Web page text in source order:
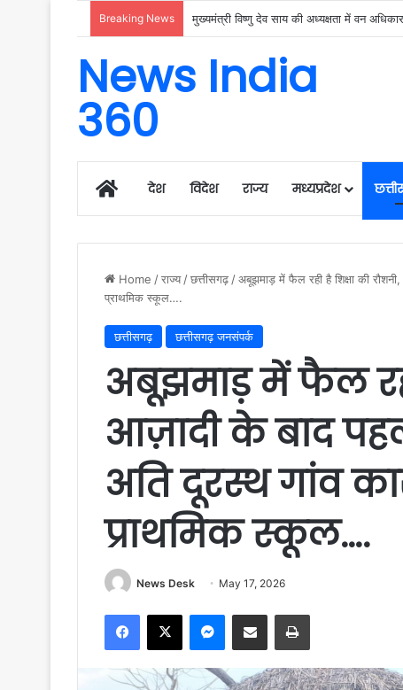
Breaking News
News India
360
Homeदेश विदेश राज्य मध्यप्रदेश
Home /राज्य /छत्तीसगढ़ /अबूझमाड़ में फैल रही है शिक्षा की
प्राथमिक स्कूल….
छत्तीसगढ़ छत्तीसगढ़ जनसंपर्क
अबूझमाड़ में फैल
आज़ादी के बाद
अति दूरस्थ गांव
प्राथमिक स्कूल….
News Desk May 17, 2026
Facebook
X Messenger
Share via Email Print